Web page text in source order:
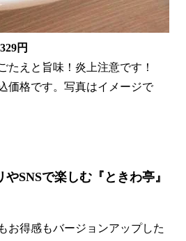
円
たえと旨味！炎上注意です！
価格です。写真はイメージで
SNSで楽しむ『ときわ亭』
お得感もバージョンアップした